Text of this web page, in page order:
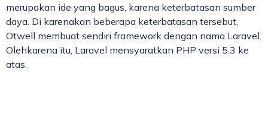
merupakan ide yang bagus, karena keterbatasan sumber
daya. Di karenakan beberapa keterbatasan tersebut,
Otwell membuat sendiri framework dengan nama Laravel.
Olehkarena itu, Laravel mensyaratkan PHP versi 5.3 ke
atas.